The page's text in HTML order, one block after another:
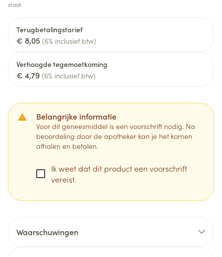
staat.
Terugbetalingstarief
€ 8,05 (6% inclusief btw)
Verhoogde tegemoetkoming
€ 4,79 (6% inclusief btw)
Belangrijke informatie
Voor dit geneesmiddel is een voorschrift nodig. Na
beoordeling door de apotheker kan je het komen
afhalen en betalen.
Ik weet dat dit product een voorschrift
vereist.
Waarschuwingen